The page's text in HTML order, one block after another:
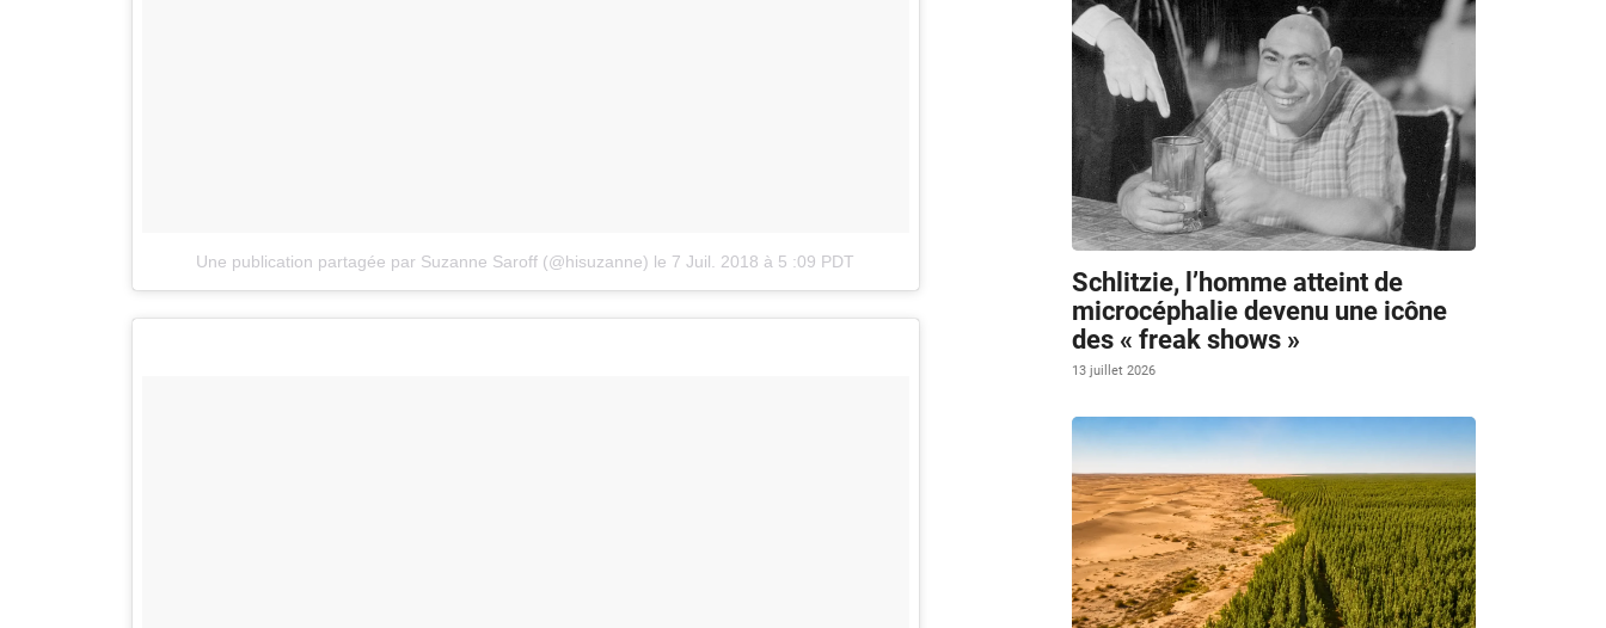
Une publication partagée par Suzanne Saroff (@hisuzanne) le 7 Juil. 2018 à 5 :09 PDT
Schlitzie, l’homme atteint de
microcéphalie devenu une icône
des « freak shows »
13 juillet 2026